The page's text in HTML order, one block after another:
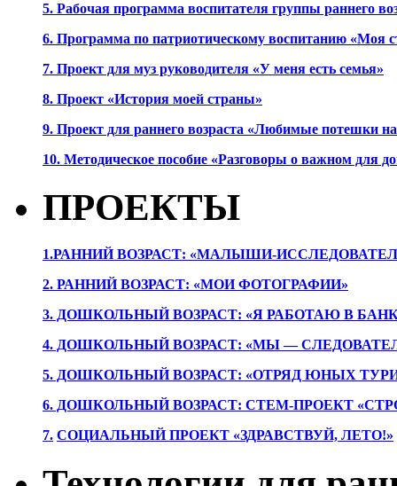
5. Рабочая программа воспитателя группы раннего
6. Программа по патриотическому воспитанию «Моя
7. Проект для муз руководителя «У меня есть семья»
8. Проект «История моей страны»
9. Проект для раннего возраста «Любимые потешки
10. Методическое пособие «Разговоры о важном для
ПРОЕКТЫ
1.РАННИЙ ВОЗРАСТ: «МАЛЫШИ-
2. РАННИЙ ВОЗРАСТ: «МОИ ФОТОГРАФИИ»
3. ДОШКОЛЬНЫЙ ВОЗРАСТ: «Я РАБОТАЮ В
4. ДОШКОЛЬНЫЙ ВОЗРАСТ: «МЫ —
5. ДОШКОЛЬНЫЙ ВОЗРАСТ: «ОТРЯД ЮНЫХ
6. ДОШКОЛЬНЫЙ ВОЗРАСТ: СТЕМ-ПРОЕКТ
7. СОЦИАЛЬНЫЙ ПРОЕКТ «ЗДРАВСТВУЙ, ЛЕТО!»